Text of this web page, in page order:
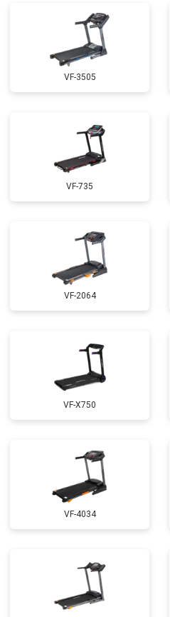
VF-3505
VF-735
VF-2064
VF-X750
VF-4034